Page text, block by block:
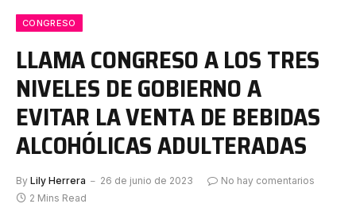
CONGRESO
LLAMA CONGRESO A LOS TRES
NIVELES DE GOBIERNO A
EVITAR LA VENTA DE BEBIDAS
ALCOHÓLICAS ADULTERADAS
By Lily Herrera 26 de junio de 2023
No hay comentarios
2 Mins Read